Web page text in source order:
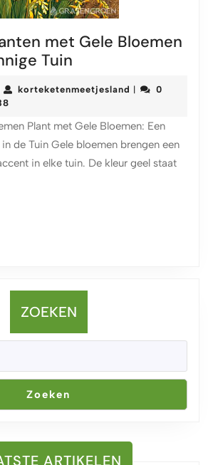
met Gele Bloemen
Tuin
met
Bloemen
voor
een
korteketenmeetjesland |
0
Plant met Gele Bloemen: Een
de Tuin Gele bloemen brengen een
in elke tuin. De kleur geel staat
ZOEKEN
Zoeken
ARTIKELEN